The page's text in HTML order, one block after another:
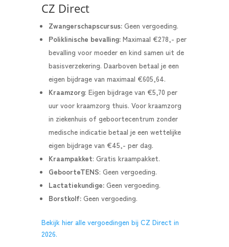
CZ Direct
Zwangerschapscursus:Geen vergoeding.
Poliklinische bevalling: Maximaal €278,- per
bevalling voor moeder en kind samen uit de
basisverzekering. Daarboven betaal je een
eigen bijdrage van maximaal €605,64.
Kraamzorg: Eigen bijdrage van €5,70 per
uur voor kraamzorg thuis. Voor kraamzorg
in ziekenhuis of geboortecentrum zonder
medische indicatie betaal je een wettelijke
eigen bijdrage van €45,- per dag.
Kraampakket: Gratis kraampakket.
GeboorteTENS: Geen vergoeding.
Lactatiekundige:Geen vergoeding.
Borstkolf: Geen vergoeding.
Bekijk hier alle vergoedingen bij CZ Direct in
2026.